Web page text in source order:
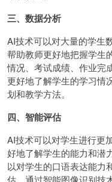
三、数据分析
AI技术可以对大量的学生
帮助教师更好地把握学生
情况、考试成绩、作业完
更好地了解学生的学习情
划和教学方法。
四、智能评估
AI技术可以对学生进行更
好地了解学生的能力和潜
以对学生的口语表达能力
估。通过智能图像识别技